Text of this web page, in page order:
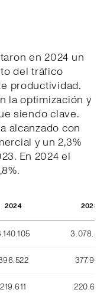
en 2024 un
del tráfico
productividad.
la optimización y
siendo clave.
alcanzado con
y un 2,3%
En 2024 el
2024 2023
3.078.590
377.969
219.611 220.633